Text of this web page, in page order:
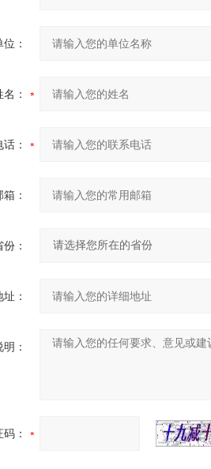
：
：
：
：
份：
：
：
：